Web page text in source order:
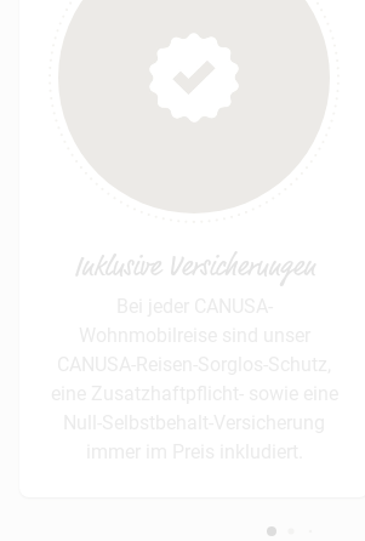
Inklusive Versicherungen